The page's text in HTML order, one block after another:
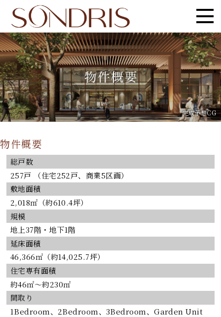
完成予想CG
物件概要
総戸数
257戸 （住宅252戸、商業5区画）
敷地面積
2,018㎡（約610.4坪）
規模
地上37階・地下1階
延床面積
46,366㎡（約14,025.7坪）
住宅専有面積
約46㎡〜約230㎡
間取り
1Bedroom、2Bedroom、3Bedroom、Garden Unit